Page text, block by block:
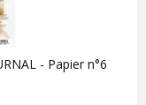
- Papier n°6